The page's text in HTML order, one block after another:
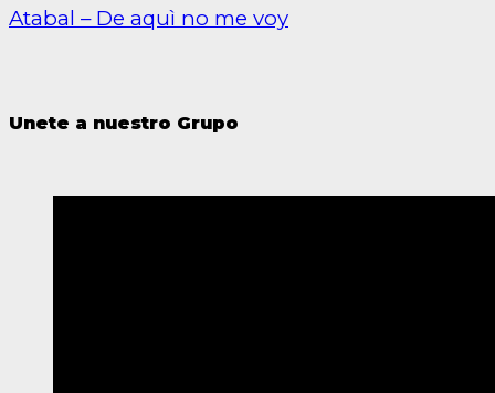
Atabal – De aquì no me voy
Unete a nuestro Grupo